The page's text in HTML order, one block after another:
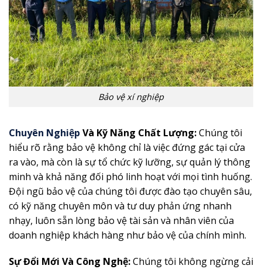
Bảo vệ xí nghiệp
Chuyên Nghiệp Và Kỹ Năng Chất Lượng:Chúng tôi
hiểu rõ rằng bảo vệ không chỉ là việc đứng gác tại cửa
ra vào, mà còn là sự tổ chức kỹ lưỡng, sự quản lý thông
minh và khả năng đối phó linh hoạt với mọi tình huống.
Đội ngũ bảo vệ của chúng tôi được đào tạo chuyên sâu,
có kỹ năng chuyên môn và tư duy phản ứng nhanh
nhạy, luôn sẵn lòng bảo vệ tài sản và nhân viên của
doanh nghiệp khách hàng như bảo vệ của chính mình.
Sự Đổi Mới Và Công Nghệ:Chúng tôi không ngừng cải